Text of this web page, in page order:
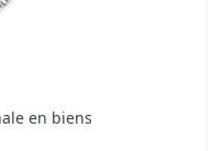
en biens